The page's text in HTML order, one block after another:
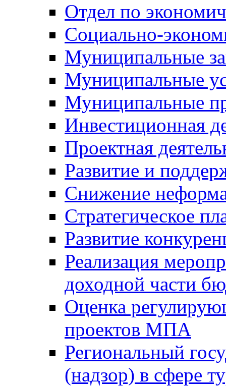
Отдел по
Социально-
Муниципальные
Муниципальные
Муниципальные
Инвестиционная
Проектная
Развитие и
Снижение
Стратегическое
Развитие
Реализация
доходной части
Оценка
проектов МПА
Региональный
(надзор) в сфере